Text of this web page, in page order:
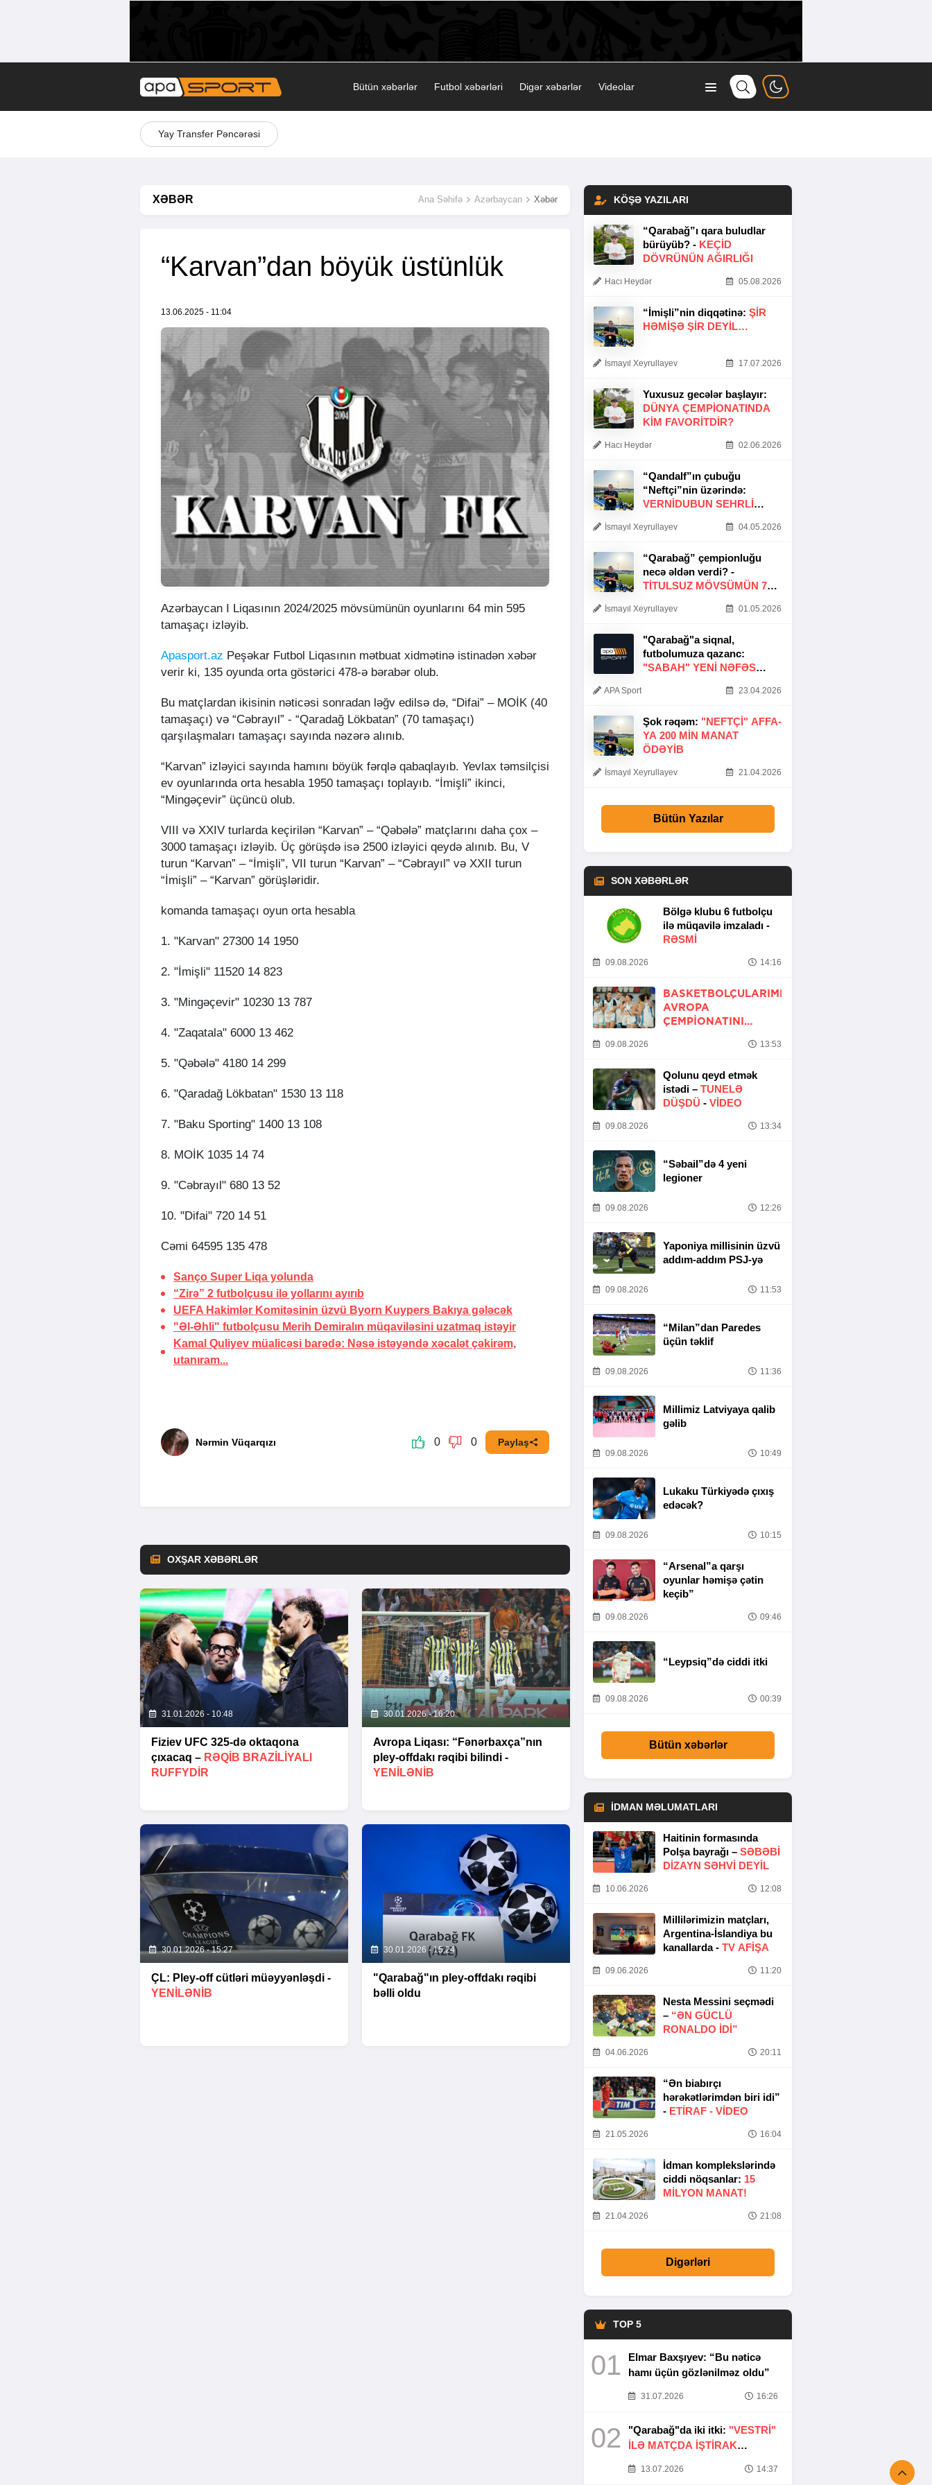
Bütün xəbərlər Futbol xəbərləri Digər xəbərlər Videolar
Yay Transfer Pəncərəsi
XƏBƏR Ana Səhifə Azərbaycan Xəbər
“Karvan”dan böyük üstünlük
13.06.2025 - 11:04
Azərbaycan I Liqasının 2024/2025 mövsümünün oyunlarını 64 min 595
tamaşaçı izləyib.
Apasport.az Peşəkar Futbol Liqasının mətbuat xidmətinə istinadən xəbər
verir ki, 135 oyunda orta göstərici 478-ə bərabər olub.
Bu matçlardan ikisinin nəticəsi sonradan ləğv edilsə də, “Difai” – MOİK (40
tamaşaçı) və “Cəbrayıl” - “Qaradağ Lökbatan” (70 tamaşaçı)
qarşılaşmaları tamaşaçı sayında nəzərə alınıb.
“Karvan” izləyici sayında hamını böyük fərqlə qabaqlayıb. Yevlax təmsilçisi
ev oyunlarında orta hesabla 1950 tamaşaçı toplayıb. “İmişli” ikinci,
“Mingəçevir” üçüncü olub.
VIII və XXIV turlarda keçirilən “Karvan” – “Qəbələ” matçlarını daha çox –
3000 tamaşaçı izləyib. Üç görüşdə isə 2500 izləyici qeydə alınıb. Bu, V
turun “Karvan” – “İmişli”, VII turun “Karvan” – “Cəbrayıl” və XXII turun
“İmişli” – “Karvan” görüşləridir.
komanda tamaşaçı oyun orta hesabla
1. "Karvan" 27300 14 1950
2. "İmişli" 11520 14 823
3. "Mingəçevir" 10230 13 787
4. "Zaqatala" 6000 13 462
5. "Qəbələ" 4180 14 299
6. "Qaradağ Lökbatan" 1530 13 118
7. "Baku Sporting" 1400 13 108
8. MOİK 1035 14 74
9. "Cəbrayıl" 680 13 52
10. "Difai" 720 14 51
Cəmi 64595 135 478
Sanço Super Liqa yolunda
“Zirə” 2 futbolçusu ilə yollarını ayırıb
UEFA Hakimlər Komitəsinin üzvü Byorn Kuypers Bakıya gələcək
"Əl-Əhli" futbolçusu Merih Demiralın müqaviləsini uzatmaq istəyir
Kamal Quliyev müalicəsi barədə: Nəsə istəyəndə xəcalət çəkirəm,
utanıram...
Nərmin Vüqarqızı 0 0 Paylaş
OXŞAR XƏBƏRLƏR
31.01.2026 - 10:48
Fiziev UFC 325-də oktaqona
çıxacaq – RƏQIB BRAZILIYALI
RUFFYDIR
30.01.2026 - 16:20
Avropa Liqası: “Fənərbaxça”nın
pley-offdakı rəqibi bilindi -
YENİLƏNİB
30.01.2026 - 15:27
ÇL: Pley-off cütləri müəyyənləşdi -
YENİLƏNİB
30.01.2026 - 15:24
"Qarabağ"ın pley-offdakı rəqibi
bəlli oldu
KÖŞƏ YAZILARI
“Qarabağ”ı qara buludlar
bürüyüb? - KEÇID
DÖVRÜNÜN AĞIRLIĞI
Hacı Heydər 05.08.2026
“İmişli”nin diqqətinə: ŞIR
HƏMIŞƏ ŞIR DEYIL…
İsmayıl Xeyrullayev 17.07.2026
Yuxusuz gecələr başlayır:
DÜNYA ÇEMPIONATINDA
KIM FAVORITDIR?
Hacı Heydər 02.06.2026
“Qandalf”ın çubuğu
“Neftçi”nin üzərində:
VERNİDUBUN SEHRLİ
İsmayıl Xeyrullayev 04.05.2026
“Qarabağ” çempionluğu
necə əldən verdi? -
TITULSUZ MÖVSÜMÜN 7
İsmayıl Xeyrullayev 01.05.2026
"Qarabağ"a siqnal,
futbolumuza qazanc:
"SABAH" YENI NƏFƏS
APA Sport 23.04.2026
Şok rəqəm: "NEFTÇI" AFFA-
YA 200 MIN MANAT
ÖDƏYIB
İsmayıl Xeyrullayev 21.04.2026
Bütün Yazılar
SON XƏBƏRLƏR
Bölgə klubu 6 futbolçu
ilə müqavilə imzaladı -
RƏSMİ
09.08.2026 14:16
BASKETBOLÇULARIMIZ
AVROPA
ÇEMPIONATINI
09.08.2026 13:53
Qolunu qeyd etmək
istədi – TUNELƏ
DÜŞDÜ - VİDEO
09.08.2026 13:34
“Səbail”də 4 yeni
legioner
09.08.2026 12:26
Yaponiya millisinin üzvü
addım-addım PSJ-yə
09.08.2026 11:53
“Milan”dan Paredes
üçün təklif
09.08.2026 11:36
Millimiz Latviyaya qalib
gəlib
09.08.2026 10:49
Lukaku Türkiyədə çıxış
edəcək?
09.08.2026 10:15
“Arsenal”a qarşı
oyunlar həmişə çətin
keçib”
09.08.2026 09:46
“Leypsiq”də ciddi itki
09.08.2026 00:39
Bütün xəbərlər
İDMAN MƏLUMATLARI
Haitinin formasında
Polşa bayrağı – SƏBƏBI
DIZAYN SƏHVI DEYIL
10.06.2026 12:08
Millilərimizin matçları,
Argentina-İslandiya bu
kanallarda - TV AFİŞA
09.06.2026 11:20
Nesta Messini seçmədi
– “ƏN GÜCLÜ
RONALDO IDI”
04.06.2026 20:11
“Ən biabırçı
hərəkətlərimdən biri idi”
- ETIRAF - VİDEO
21.05.2026 16:04
İdman komplekslərində
ciddi nöqsanlar: 15
MILYON MANAT!
21.04.2026 21:08
Digərləri
TOP 5
01
Elmar Baxşıyev: “Bu nəticə
hamı üçün gözlənilməz oldu”
31.07.2026 16:26
02 "Qarabağ"da iki itki: "VESTRİ"
İLƏ MATÇDA İŞTİRAK
13.07.2026 14:37